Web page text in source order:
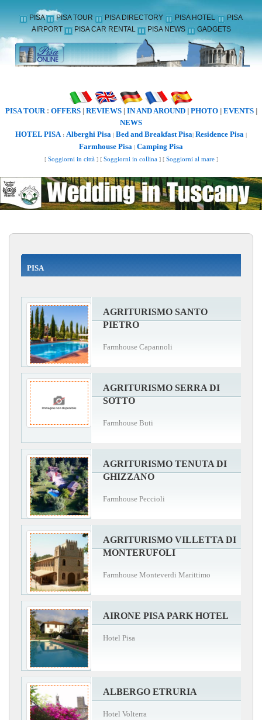
PISA PISA TOUR PISA DIRECTORY PISA HOTEL
PISA
AIRPORT
PISA CAR RENTAL PISA NEWS GADGETS
PISA TOUR: OFFERS| REVIEWS| IN AND AROUND| PHOTO| EVENTS|
NEWS
HOTEL PISA: Alberghi Pisa | Bed and Breakfast Pisa| Residence Pisa |
Farmhouse Pisa | Camping Pisa
[ Soggiorni in città] [ Soggiorni in collina] [ Soggiorni al mare]
PISA
AGRITURISMO SANTO
PIETRO
Farmhouse Capannoli
AGRITURISMO SERRA DI
SOTTO
Farmhouse Buti
AGRITURISMO TENUTA DI
GHIZZANO
Farmhouse Peccioli
AGRITURISMO VILLETTA DI
MONTERUFOLI
Farmhouse Monteverdi Marittimo
AIRONE PISA PARK HOTEL
Hotel Pisa
ALBERGO ETRURIA
Hotel Volterra